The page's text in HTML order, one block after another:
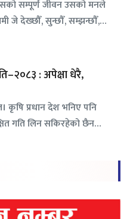
सम्पूर्ण जीवन उसको मनले
जे देख्छौँ, सुन्छौँ, सम्झन्छौँ,…
: अपेक्षा धेरै,
कृषि प्रधान देश भनिए पनि
गति लिन सकिरहेको छैन…